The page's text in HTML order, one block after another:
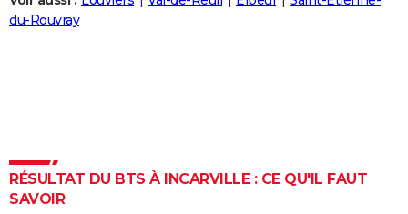
Destinations
City break
Voyage nature
Voyage de noces
Forum
Climat
+
PHOTO
Carte de Noël
Carte Bonne année
Carte Saint-Valentin
Carte Pâques
Carte d'anniversaire
DICTIONNAIRE
Dictionnaire
Biographies
Citations
Expressions
Proverbes
PROGRAMME TV
du-Rouvray
RÉSULTAT DU BTS À INCARVILLE : CE QU'IL FAUT
SAVOIR